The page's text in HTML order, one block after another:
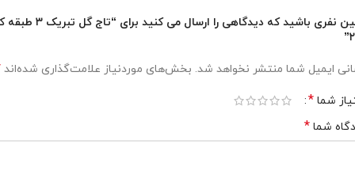
اولین نفری باشید که دیدگاهی را ارسال می کنید برای “تاج
ایمیل شما منتشر نخواهد شد. بخش‌های موردنیاز علامت‌گذاری شده‌اند
شما *
شما *